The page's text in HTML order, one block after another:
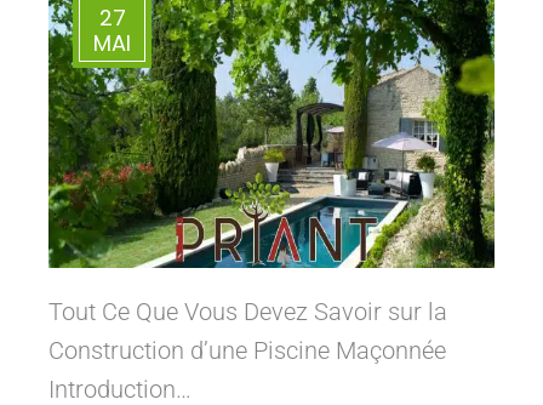
27
MAI
Tout Ce Que Vous Devez Savoir sur la
Construction d’une Piscine Maçonnée
Introduction…